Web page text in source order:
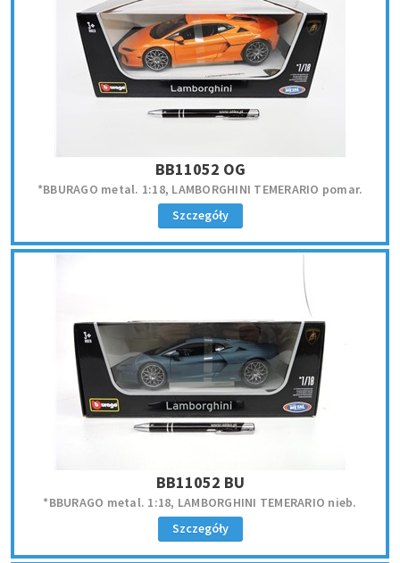
BB11052 OG
*BBURAGO metal. 1:18, LAMBORGHINI TEMERARIO pomar.
Szczegóły
BB11052 BU
*BBURAGO metal. 1:18, LAMBORGHINI TEMERARIO nieb.
Szczegóły